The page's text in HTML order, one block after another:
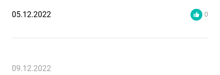
05.12.2022 0
09.12.2022